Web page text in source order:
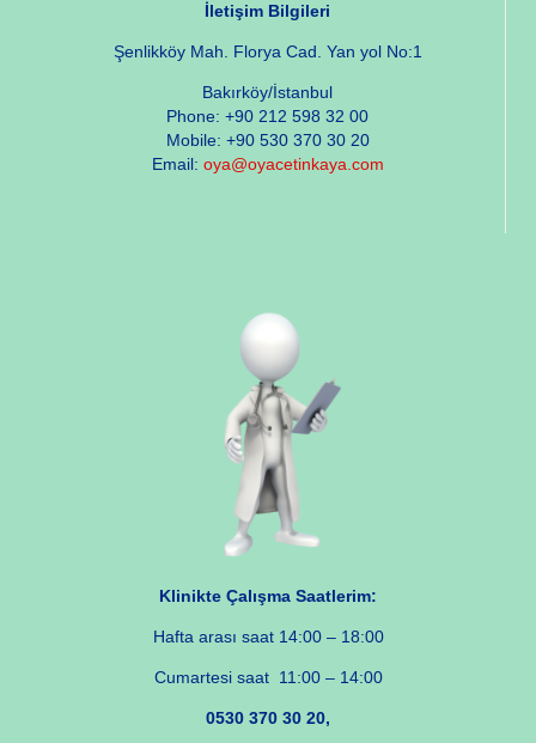
İletişim Bilgileri
Şenlikköy Mah. Florya Cad. Yan yol No:1
Bakırköy/İstanbul
Phone: +90 212 598 32 00
Mobile: +90 530 370 30 20
Email: oya@oyacetinkaya.com
Klinikte Çalışma Saatlerim:
Hafta arası saat 14:00 – 18:00
Cumartesi saat 11:00 – 14:00
0530 370 30 20,